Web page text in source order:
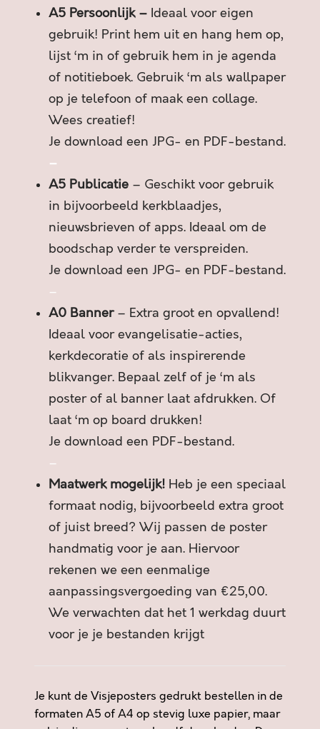
B
I
J
E
N
P
R
L
E
E
S
V
R
G
E
N
O
D
E
O
P
O
S
S
G
a
a
l
A5 Persoonlijk – Ideaal voor eigen
gebruik! Print hem uit en hang hem op,
lijst ‘m in of gebruik hem in je agenda
of notitieboek. Gebruik ‘m als wallpaper
op je telefoon of maak een collage.
Wees creatief!
Je download een JPG- en PDF-bestand.
–
A5 Publicatie – Geschikt voor gebruik
in bijvoorbeeld kerkblaadjes,
nieuwsbrieven of apps. Ideaal om de
boodschap verder te verspreiden.
Je download een JPG- en PDF-bestand.
–
A0 Banner– Extra groot en opvallend!
Ideaal voor evangelisatie-acties,
kerkdecoratie of als inspirerende
blikvanger. Bepaal zelf of je ‘m als
poster of al banner laat afdrukken. Of
laat ‘m op board drukken!
Je download een PDF-bestand.
–
Maatwerk mogelijk! Heb je een speciaal
formaat nodig, bijvoorbeeld extra groot
of juist breed? Wij passen de poster
handmatig voor je aan. Hiervoor
rekenen we een eenmalige
aanpassingsvergoeding van €25,00.
We verwachten dat het 1 werkdag duurt
voor je je bestanden krijgt
Je kunt de Visjeposters gedrukt bestellen in de
formaten A5 of A4 op stevig luxe papier, maar